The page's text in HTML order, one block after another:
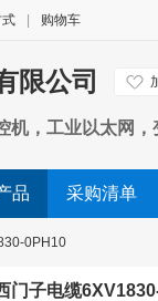
购物车
限公司
机，工业以太网
品 采购清单
0PH10
门子电缆